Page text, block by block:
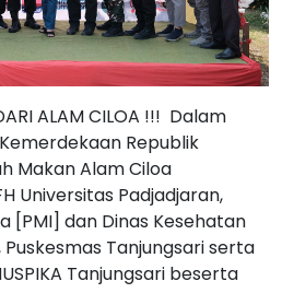
ALAM CILOA !!! Dalam
Republik
Makan Alam Ciloa
Universitas Padjadjaran,
[PMI] dan Dinas Kesehatan
Tanjungsari serta
Tanjungsari beserta